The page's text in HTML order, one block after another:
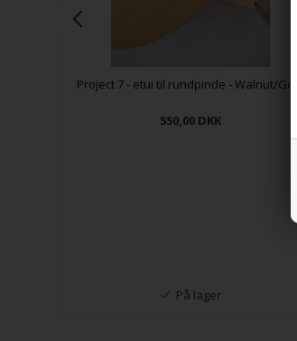
Project 7 - etui til rundpinde - Walnut/Gold
550,00 DKK
På lager